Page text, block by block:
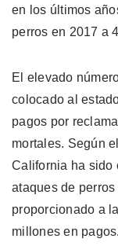
en los últimos
perros en 2017 a
El elevado
colocado al
pagos por
mortales. Según
California ha sido
ataques de
proporcionado a
millones en pagos.